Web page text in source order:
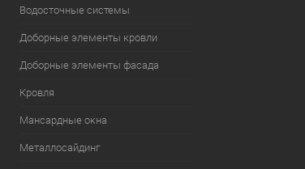
Водосточные системы
Доборные элементы кровли
Доборные элементы фасада
Кровля
Мансардные окна
Металлосайдинг